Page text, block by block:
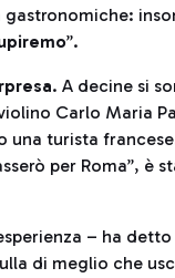
gastronomiche:
”.
. A decine si
Carlo Maria
turista
per Roma”, è
– ha
di meglio che